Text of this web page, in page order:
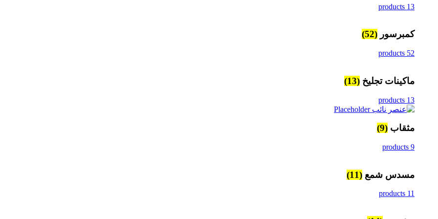
13 products
كمبرسور (52)
52 products
ماكينات تجليخ (13)
13 products
مثقاب (9)
9 products
مسدس شمع (11)
11 products